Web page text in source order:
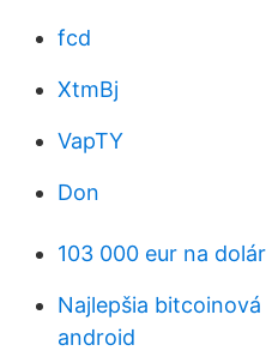
fcd
XtmBj
VapTY
Don
103 000 eur na dolár
Najlepšia
android